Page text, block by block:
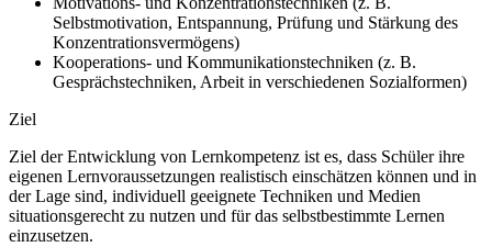
Selbstmotivation, Entspannung, Prüfung und Stärkung des
Konzentrationsvermögens)
Kooperations- und Kommunikationstechniken (z. B.
Gesprächstechniken, Arbeit in verschiedenen Sozialformen)
Ziel
Ziel der Entwicklung von Lernkompetenz ist es, dass Schüler ihre
eigenen Lernvoraussetzungen realistisch einschätzen können und in
der Lage sind, individuell geeignete Techniken und Medien
situationsgerecht zu nutzen und für das selbstbestimmte Lernen
einzusetzen.